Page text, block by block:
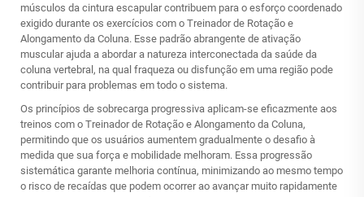
músculos da cintura escapular contribuem para o esforço coordenado
exigido durante os exercícios com o Treinador de Rotação e
Alongamento da Coluna. Esse padrão abrangente de ativação
muscular ajuda a abordar a natureza interconectada da saúde da
coluna vertebral, na qual fraqueza ou disfunção em uma região pode
contribuir para problemas em todo o sistema.
Os princípios de sobrecarga progressiva aplicam-se eficazmente aos
treinos com o Treinador de Rotação e Alongamento da Coluna,
permitindo que os usuários aumentem gradualmente o desafio à
medida que sua força e mobilidade melhoram. Essa progressão
sistemática garante melhoria contínua, minimizando ao mesmo tempo
o risco de recaídas que podem ocorrer ao avançar muito rapidamente